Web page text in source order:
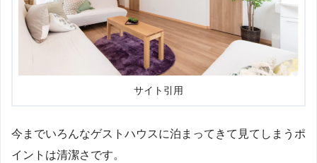
サイト引用
今までいろんなゲストハウスに泊まってきて見てしまうポ
イントは清潔さです。